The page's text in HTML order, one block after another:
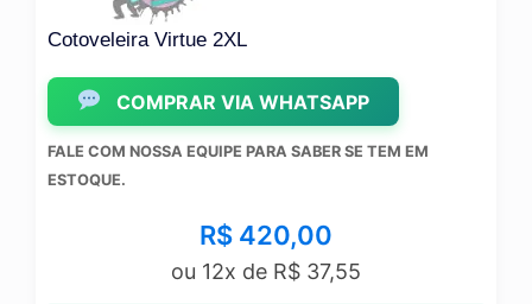
WHATSAPP
PARA SABER SE TEM EM
FALE COM NOSSA EQUIPE